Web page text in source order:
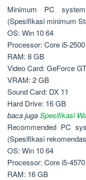
Minimum PC
(Spesifikasi minimum
OS: Win 10 64
Processor: Core i5-
RAM: 8 GB
Video Card: GeForce
VRAM: 2 GB
Sound Card: DX 11
Hard Drive: 16 GB
baca jugaSpesifikasi
Recommended PC
(Spesifikasi
OS: Win 10 64
Processor: Core i5-
RAM: 16 GB